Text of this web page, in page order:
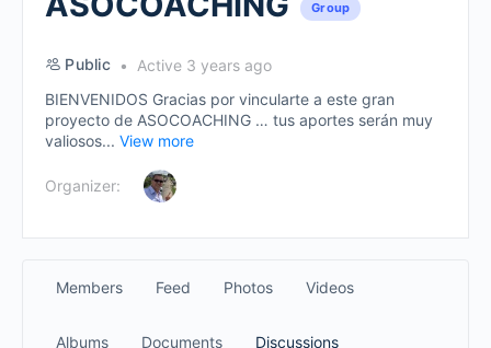
Group
Public
Active 3 years ago
BIENVENIDOS Gracias por vincularte a este gran
proyecto de ASOCOACHING … tus aportes serán muy
valiosos... View more
Organizer:
Members Feed Photos Videos
Albums Documents Discussions